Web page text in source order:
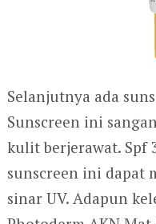
Selanjutnya ada
Sunscreen ini
kulit berjerawat. Spf
sunscreen ini dapat
sinar UV. Adapun